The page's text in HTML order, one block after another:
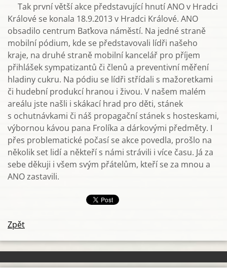
Tak první větší akce představující hnutí ANO v Hradci
Králové se konala 18.9.2013 v Hradci Králové. ANO
obsadilo centrum Baťkova náměstí. Na jedné straně
mobilní pódium, kde se představovali lídři našeho
kraje, na druhé straně mobilní kancelář pro příjem
přihlášek sympatizantů či členů a preventivní měření
hladiny cukru. Na pódiu se lídři střídali s mažoretkami
či hudební produkcí hranou i živou. V našem malém
areálu jste našli i skákací hrad pro děti, stánek
s ochutnávkami či náš propagační stánek s hosteskami,
výbornou kávou pana Frolíka a dárkovými předměty. I
přes problematické počasí se akce povedla, prošlo na
několik set lidí a někteří s námi strávili i více času. Já za
sebe děkuji i všem svým přátelům, kteří se za mnou a
ANO zastavili.
Zpět